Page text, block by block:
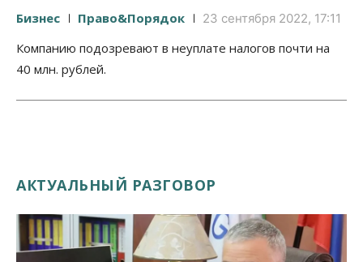
Бизнес Право&Порядок 23 сентября 2022, 17:11
Компанию подозревают в неуплате налогов почти на
40 млн. рублей.
АКТУАЛЬНЫЙ РАЗГОВОР